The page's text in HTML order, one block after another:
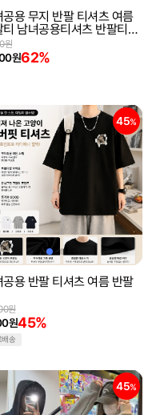
공용 무지 반팔 티셔츠 여름
티 남녀공용티셔츠 반팔티셔
팔면티 면티셔츠
원62%
원
45%
공용 반팔 티셔츠 여름 반팔
원45%
원
배송
45%